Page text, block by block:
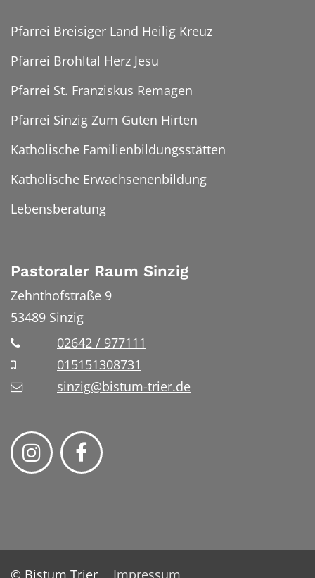
Pfarrei Breisiger Land Heilig Kreuz
Pfarrei Brohltal Herz Jesu
Pfarrei St. Franziskus Remagen
Pfarrei Sinzig Zum Guten Hirten
Katholische Familienbildungsstätten
Katholische Erwachsenenbildung
Lebensberatung
Pastoraler Raum Sinzig
Zehnthofstraße 9
53489 Sinzig
02642 / 977111
015151308731
sinzig@bistum-trier.de